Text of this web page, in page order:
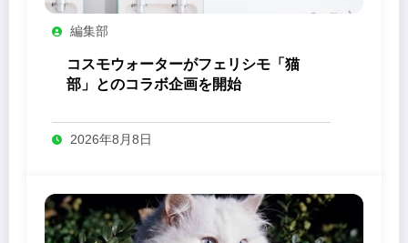
編集部
コスモウォーターがフェリシモ「猫
部」とのコラボ企画を開始
2026年8月8日